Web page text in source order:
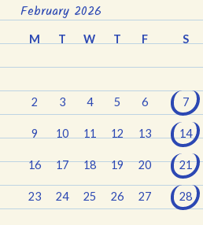
February 2026
M T W T F S
2 3 4 5 6 7
9 10 11 12 13 14
16 17 18 19 20 21
23 24 25 26 27 28